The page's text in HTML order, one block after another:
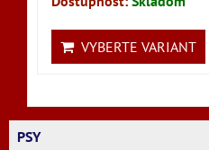
VYBERTE VARIANT
PSY